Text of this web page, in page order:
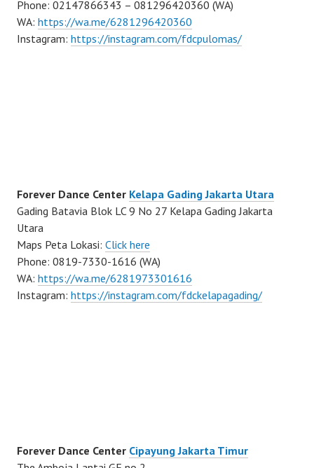
Phone: 02147866343 – 081296420360 (WA)
WA: https://wa.me/6281296420360
Instagram: https://instagram.com/fdcpulomas/
Forever Dance Center Kelapa Gading Jakarta Utara
Gading Batavia Blok LC 9 No 27 Kelapa Gading Jakarta
Utara
Maps Peta Lokasi: Click here
Phone: 0819-7330-1616 (WA)
WA: https://wa.me/6281973301616
Instagram: https://instagram.com/fdckelapagading/
Forever Dance Center Cipayung Jakarta Timur